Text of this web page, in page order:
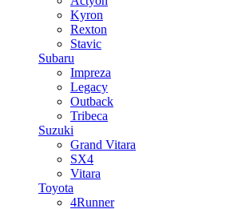
Kyron
Rexton
Stavic
Subaru
Impreza
Legacy
Outback
Tribeca
Suzuki
Grand Vitara
SX4
Vitara
Toyota
4Runner